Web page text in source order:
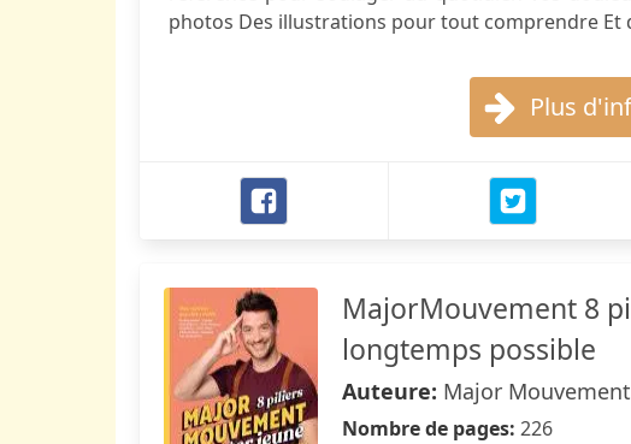
photos Des illustrations pour tout comprendre Et
Plus
MajorMouvement 8
longtemps possible
Auteure: Major Mouvement
Nombre de pages: 226